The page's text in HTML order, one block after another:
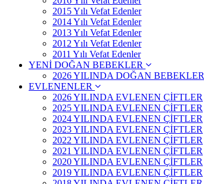
2015 Yılı Vefat Edenler
2014 Yılı Vefat Edenler
2013 Yılı Vefat Edenler
2012 Yılı Vefat Edenler
2011 Yılı Vefat Edenler
YENİ DOĞAN BEBEKLER
2026 YILINDA DOĞAN BEBEKLER
EVLENENLER
2026 YILINDA EVLENEN ÇİFTLER
2025 YILINDA EVLENEN ÇİFTLER
2024 YILINDA EVLENEN ÇİFTLER
2023 YILINDA EVLENEN ÇİFTLER
2022 YILINDA EVLENEN ÇİFTLER
2021 YILINDA EVLENEN ÇİFTLER
2020 YILINDA EVLENEN ÇİFTLER
2019 YILINDA EVLENEN ÇİFTLER